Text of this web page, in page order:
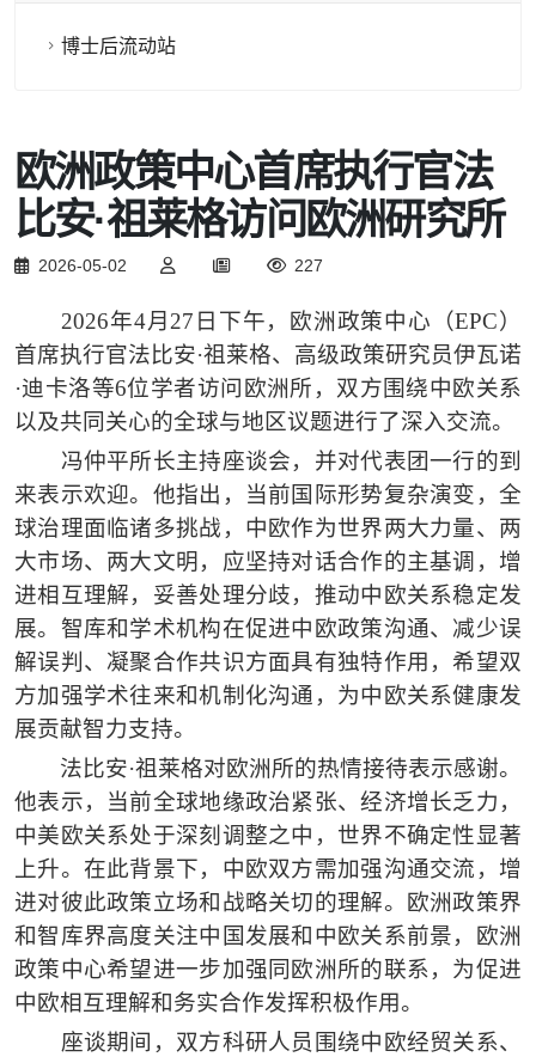
博士后流动站
欧洲政策中心首席执行官法
比安·祖莱格访问欧洲研究所
2026-05-02 227
2026年4月 27 日 下午， 欧洲政策中心 （EPC）
首席执行官法比安·祖莱格、高级政策研究员伊瓦诺
·迪卡洛等6位学者访问欧洲所， 双方围绕中欧关系
以及共同关心的全球与地区议题进行了深入交流。
冯仲平所长主持座谈会， 并对代表团一行的到
来表示欢迎。 他指出，
当前国际形势复杂演变，全
球治理面临诸多挑战，中欧作为世界两大力量、两
大市场、两大文明，应坚持对话合作的主基调，增
进相互理解，妥善处理分歧，推动中欧关系稳定发
展。智库和学术机构在促进中欧政策沟通、减少误
解误判、凝聚合作共识方面具有独特作用，希望双
方加强学术往来和机制化沟通，为中欧关系健康发
展贡献智力支持。
法比安·祖莱格对欧洲所的热情接待表示感谢。
他表示，当前全球地缘政治紧张、经济增长乏力，
中美欧关系处于深刻调整之中， 世界不确定性显著
上升。在此背景下， 中欧双方需加强沟通交流，增
进对彼此政策立场和战略关切的理解。欧洲政策界
和智库界高度关注中国发展和 中欧关系前景，欧洲
政策中心希望进一步加强同欧洲所的联系，为促进
中欧相互理解和务实合作发挥积极作用。
座谈期间，双方科研人员围绕中欧经贸关系、